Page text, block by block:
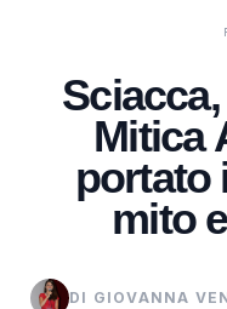
Mitica
portato
mito
DI GIOVANNA